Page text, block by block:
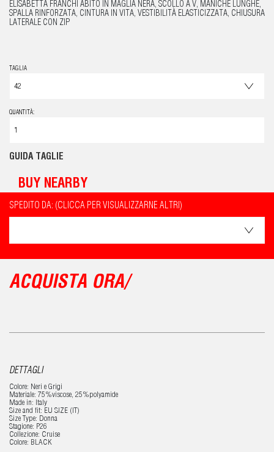
ELISABETTA FRANCHI ABITO IN MAGLIA NERA, SCOLLO A V, MANICHE LUNGHE,
SPALLA RINFORZATA, CINTURA IN VITA, VESTIBILITÀ ELASTICIZZATA, CHIUSURA
LATERALE CON ZIP
TAGLIA
QUANTITÀ:
GUIDA TAGLIE
BUY NEARBY
SPEDITO DA: (CLICCA PER VISUALIZZARNE ALTRI)
ACQUISTA ORA/
DETTAGLI
Colore: Neri e Grigi
Materiale: 75%viscose, 25%polyamide
Made in: Italy
Size and fit: EU SIZE (IT)
Size Type: Donna
Stagione: P26
Collezione: Cruise
Colore: BLACK